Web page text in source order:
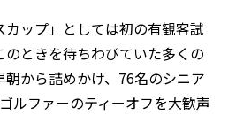
ップ」としては初の有観客試
ときを待ちわびていた多くの
から詰めかけ、76名のシニア
ルファーのティーオフを大歓声